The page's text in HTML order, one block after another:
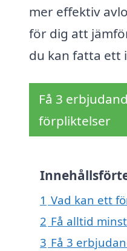
mer effektiv
för dig att
du kan fatta ett
Få 3
förpliktelser
1 Vad kan ett
2 Få alltid
3 Få 3